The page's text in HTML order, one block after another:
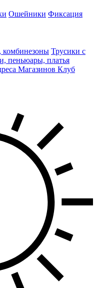
Ошейники Фиксация
комбинезоны Трусики с
пеньюары, платья
Магазинов Клуб